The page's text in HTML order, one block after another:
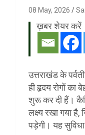
08 May, 2026
ख़बर शेयर करें
उत्तराखंड के
ही हृदय रोगों का
शुरू कर दी हैं।
लक्ष्य रखा गया
पड़ेगी। यह